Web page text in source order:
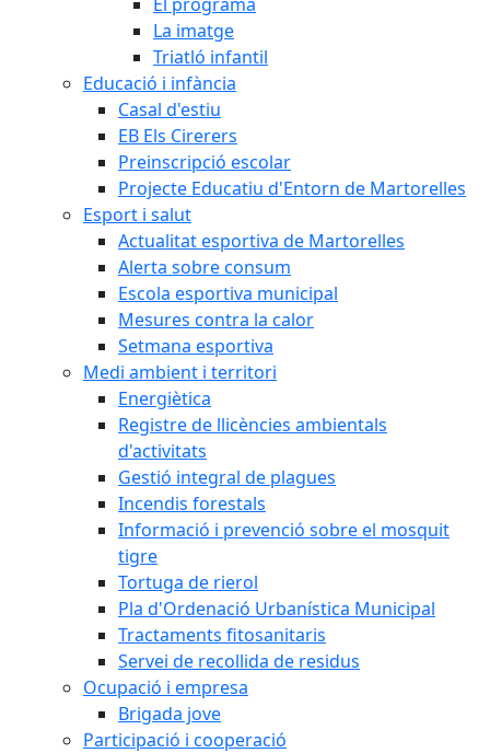
La imatge
Triatló infantil
Educació i infància
Casal d'estiu
EB Els Cirerers
Preinscripció escolar
Projecte Educatiu d'Entorn de Martorelles
Esport i salut
Actualitat esportiva de Martorelles
Alerta sobre consum
Escola esportiva municipal
Mesures contra la calor
Setmana esportiva
Medi ambient i territori
Energiètica
Registre de llicències ambientals
d'activitats
Gestió integral de plagues
Incendis forestals
Informació i prevenció sobre el mosquit
tigre
Tortuga de rierol
Pla d'Ordenació Urbanística Municipal
Tractaments fitosanitaris
Servei de recollida de residus
Ocupació i empresa
Brigada jove
Participació i cooperació